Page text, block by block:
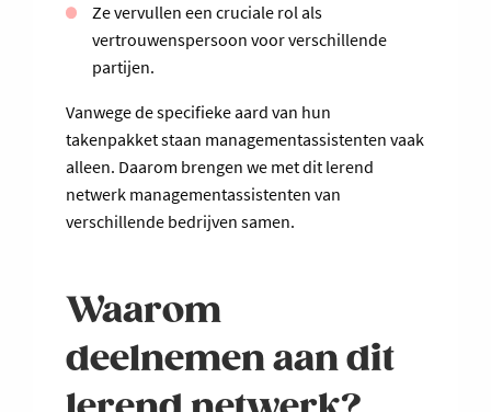
Ze vervullen een cruciale rol als
vertrouwenspersoon voor verschillende
partijen.
Vanwege de specifieke aard van hun
takenpakket staan managementassistenten vaak
alleen. Daarom brengen we met dit lerend
netwerk managementassistenten van
verschillende bedrijven samen.
Waarom
deelnemen aan dit